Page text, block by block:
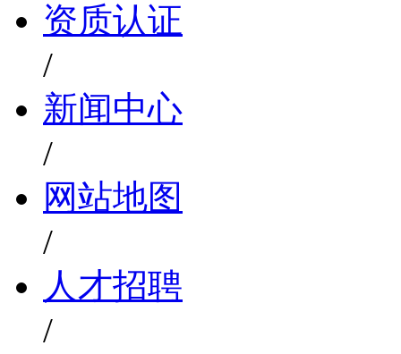
资质认证
/
新闻中心
/
网站地图
/
人才招聘
/